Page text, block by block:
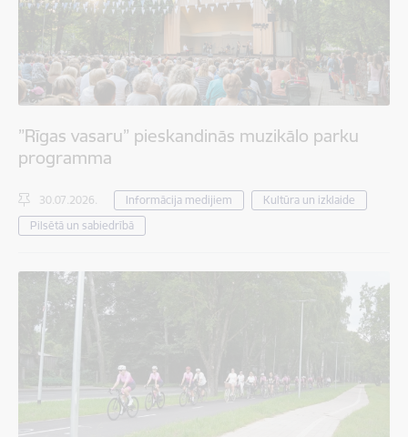
”Rīgas vasaru” pieskandinās muzikālo parku
programma
30.07.2026. Informācija medijiem
Kultūra un izklaide
Pilsētā un sabiedrībā